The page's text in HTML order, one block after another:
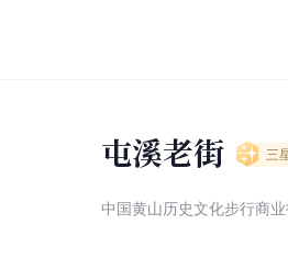
屯溪老街 三
中国黄山历史文化步行商